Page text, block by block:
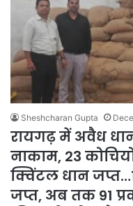
Sheshcharan Gupta
रायगढ़ में अवैध
नाकाम, 23
क्विंटल धान
जप्त, अब तक 91